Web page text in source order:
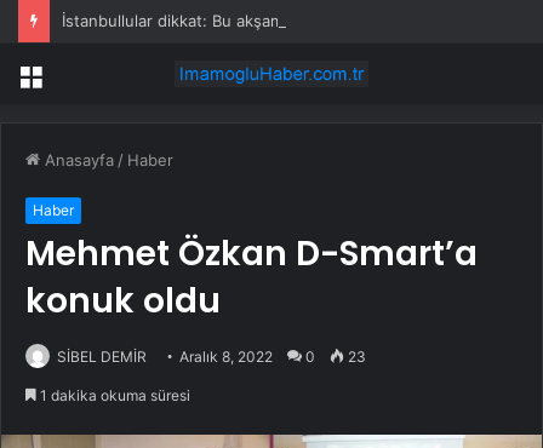
İstanbullular dikkat: Bu akşam aniden bastırabilir!
Menü
Anasayfa / Haber
Haber
Mehmet Özkan D-Smart’a
konuk oldu
SİBEL DEMİR Aralık 8, 2022 0 23
1 dakika okuma süresi